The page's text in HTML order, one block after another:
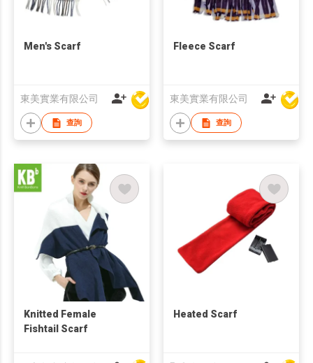
Men's Scarf
東美實業有限公司
查詢
Fleece Scarf
東美實業有限公司
查詢
Knitted Female
Fishtail Scarf
Heated Scarf